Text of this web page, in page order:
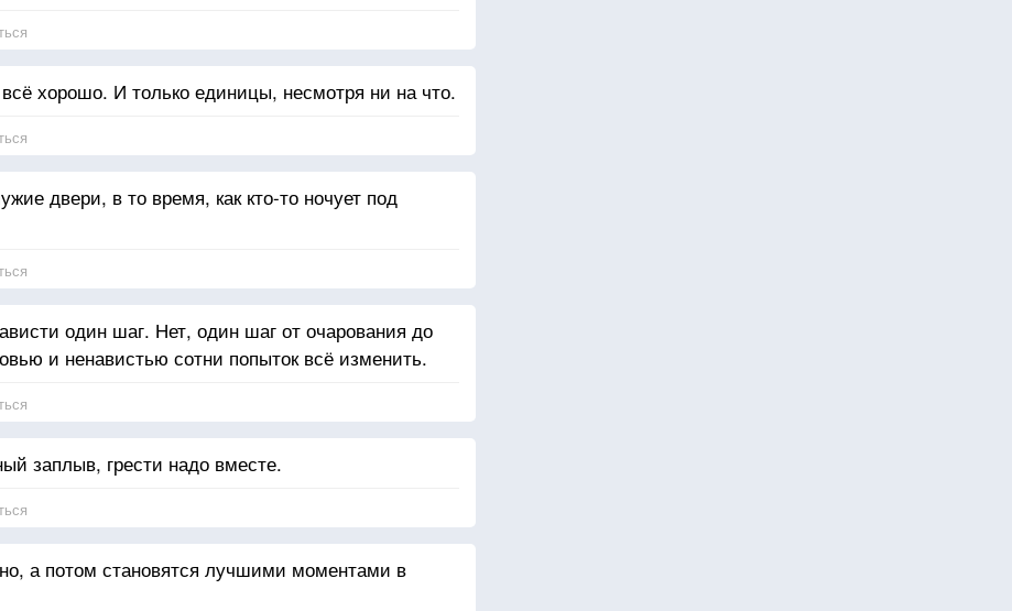
хорошо. И только единицы, несмотря ни на что.
двери, в то время, как кто-то ночует под
один шаг. Нет, один шаг от очарования до
и ненавистью сотни попыток всё изменить.
заплыв, грести надо вместе.
а потом становятся лучшими моментами в